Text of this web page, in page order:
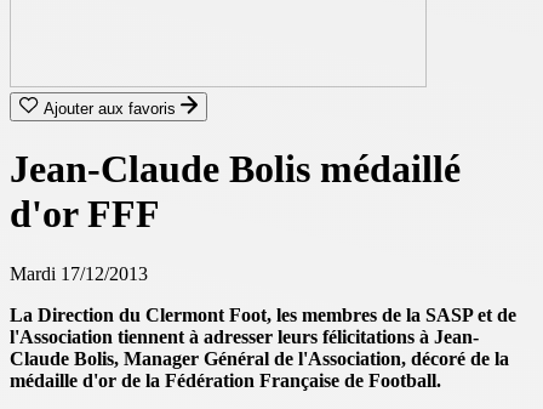
Ajouter aux favoris
Jean-Claude Bolis médaillé
d'or FFF
Mardi 17/12/2013
La Direction du Clermont Foot, les membres de la SASP et de
l'Association tiennent à adresser leurs félicitations à Jean-
Claude Bolis, Manager Général de l'Association, décoré de la
médaille d'or de la Fédération Française de Football.